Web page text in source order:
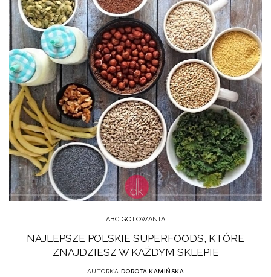
ABC GOTOWANIA
NAJLEPSZE POLSKIE SUPERFOODS, KTÓRE
ZNAJDZIESZ W KAŻDYM SKLEPIE
AUTORKA DOROTA KAMIŃSKA